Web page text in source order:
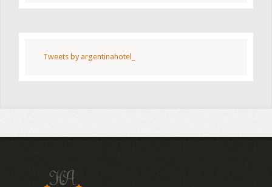
Tweets by argentinahotel_